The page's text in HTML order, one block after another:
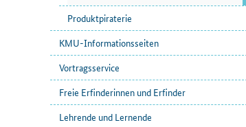
Produktpiraterie
KMU-Informationsseiten
Vortragsservice
Freie Erfinderinnen und Erfinder
Lehrende und Lernende